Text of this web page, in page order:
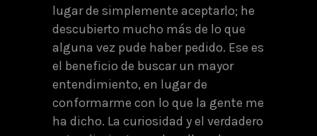
lugar de simplemente aceptarlo; he
descubierto mucho más de lo que
alguna vez pude haber pedido. Ese es
el beneficio de buscar un mayor
entendimiento, en lugar de
conformarme con lo que la gente me
ha dicho. La curiosidad y el verdadero